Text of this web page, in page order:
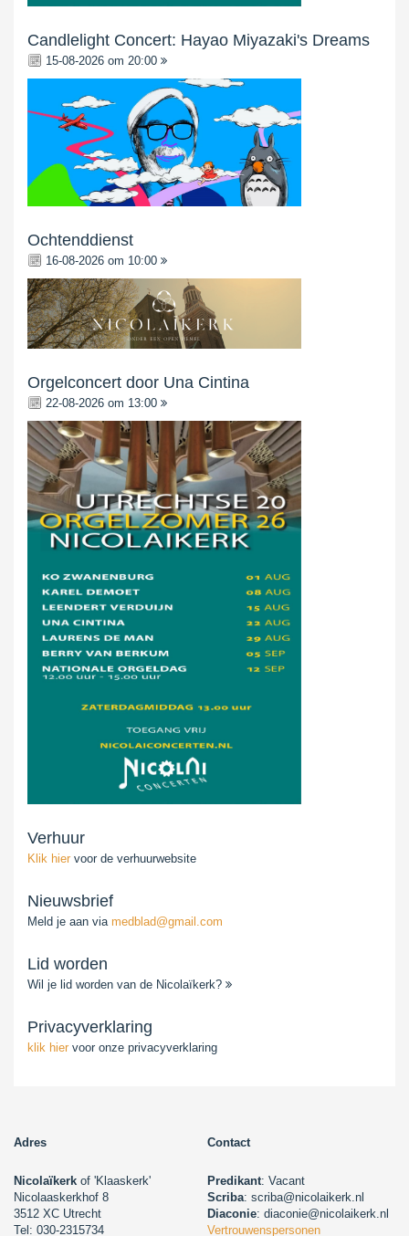
Candlelight Concert: Hayao Miyazaki's Dreams
15-08-2026 om 20:00
Ochtenddienst
16-08-2026 om 10:00
Orgelconcert door Una Cintina
22-08-2026 om 13:00
Verhuur
Klik hier voor de verhuurwebsite
Nieuwsbrief
Meld je aan via medblad@gmail.com
Lid worden
Wil je lid worden van de Nicolaïkerk?
Privacyverklaring
klik hier voor onze privacyverklaring
Adres Contact
Nicolaïkerk of 'Klaaskerk'
Nicolaaskerkhof 8
3512 XC Utrecht
Tel: 030-2315734
Predikant: Vacant
Scriba: scriba@nicolaikerk.nl
Diaconie: diaconie@nicolaikerk.nl
Vertrouwenspersonen